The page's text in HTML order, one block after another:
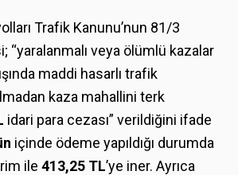
Trafik Kanunu’nun 81/3
“yaralanmalı veya ölümlü kazalar
maddi hasarlı trafik
kaza mahallini terk
idari para cezası” verildiğini ifade
içinde ödeme yapıldığı durumda
ile 413,25 TL’ye iner. Ayrıca